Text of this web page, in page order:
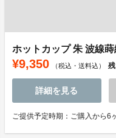
ホットカップ 朱 波線
¥9,350 （税込・送料込）
詳細を見る
ご提供予定時期：ご購入から6